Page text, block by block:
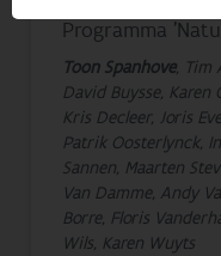
Programma
Toon Spanhove, Tim
David Buysse, Karen
Kris Decleer, Joris
Patrik Oosterlynck,
Sannen, Maarten
Van Damme, Andy
Borre, Floris
Wils, Karen Wuyts